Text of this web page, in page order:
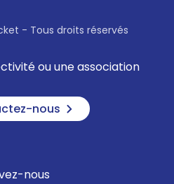
- Tous droits réservés
ou une association
nous
nous